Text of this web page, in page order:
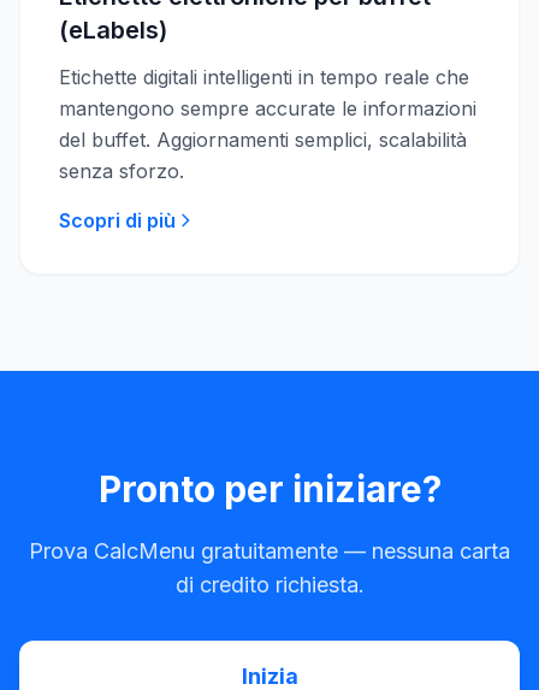
(eLabels)
Etichette digitali intelligenti in tempo reale che
mantengono sempre accurate le informazioni
del buffet. Aggiornamenti semplici, scalabilità
senza sforzo.
Scopri di più
Pronto per iniziare?
Prova CalcMenu gratuitamente — nessuna carta
di credito richiesta.
Inizia